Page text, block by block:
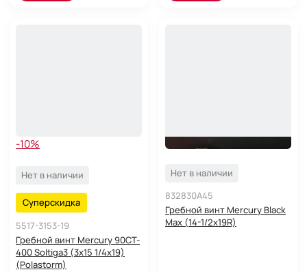
-10%
Нет в наличии
Суперскидка
5517-3153-19
Гребной винт Mercury 90CT-
400 Soltiga3 (3x15 1/4x19)
(Polastorm)
Нет в наличии
832830A45
Гребной винт Mercury Black
Max (14-1/2х19R)